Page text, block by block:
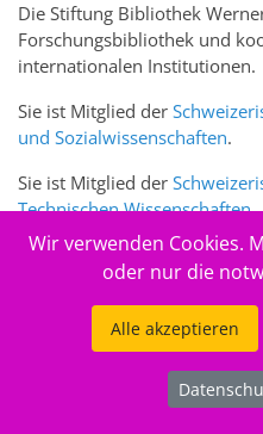
Die Stiftung Bibliothek
Forschungsbibliothek und
internationalen Institutionen.
Sie ist Mitglied der
und Sozialwissenschaften.
Sie ist Mitglied der
Technischen Wissenschaften.
Sie ist zudem Mitglied des
Stiftung
Wir verwenden Cookies.
oder nur die
Alle akzeptieren